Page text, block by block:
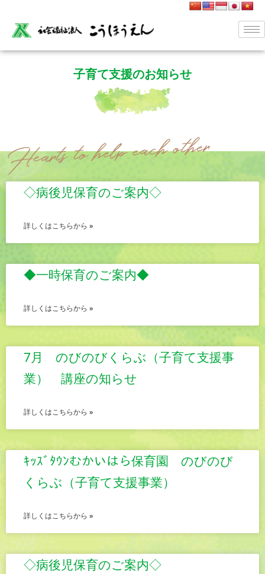
子育て支援のお知らせ
◇病後児保育のご案内◇
詳しくはこちらから »
◆一時保育のご案内◆
詳しくはこちらから »
7月 のびのびくらぶ（子育て支援事
業） 講座の知らせ
詳しくはこちらから »
ｷｯｽﾞﾀｳﾝむかいはら保育園 のびのび
くらぶ（子育て支援事業）
詳しくはこちらから »
◇病後児保育のご案内◇